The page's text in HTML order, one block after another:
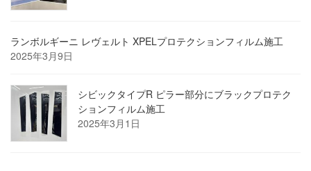
ランボルギーニ レヴェルト XPELプロテクションフィルム施工
2025年3月9日
シビックタイプR ピラー部分にブラックプロテク
ションフィルム施工
2025年3月1日